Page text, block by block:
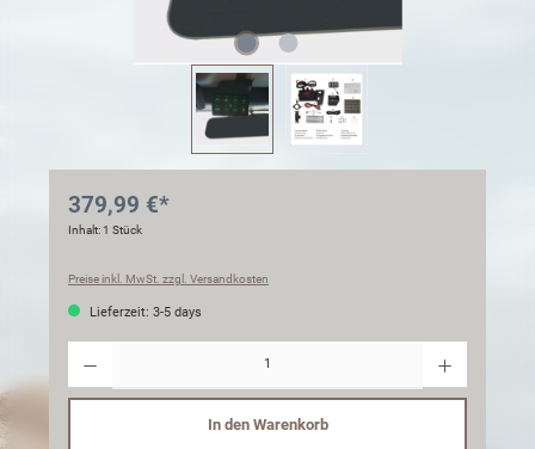
379,99 €*
Inhalt:1 Stück
Preise inkl. MwSt. zzgl. Versandkosten
Lieferzeit: 3-5 days
In den Warenkorb